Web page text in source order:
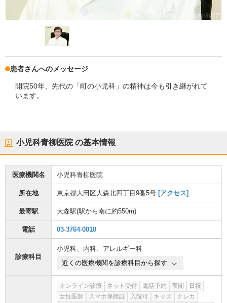
患者さんへのメッセージ
開院50年、先代の「町の小児科」の精神は今も引き継がれて
います。
小児科青柳医院の基本情報
医療機関名 小児科青柳医院
所在地 東京都大田区大森北四丁目9番5号 [アクセス]
最寄駅 大森駅(駅から南に約550m)
電話 03-3764-0010
診療科目
小児科、 内科、 アレルギー科
近くの医療機関を診療科目から探す
オンライン診療 ネット受付 電話予約 夜間
日祝
女性医師
スマホ保険証 入院可 キッズ
クレカ